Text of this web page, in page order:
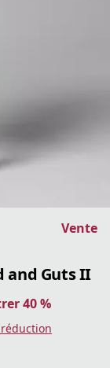
Vente
and Guts II
40 %